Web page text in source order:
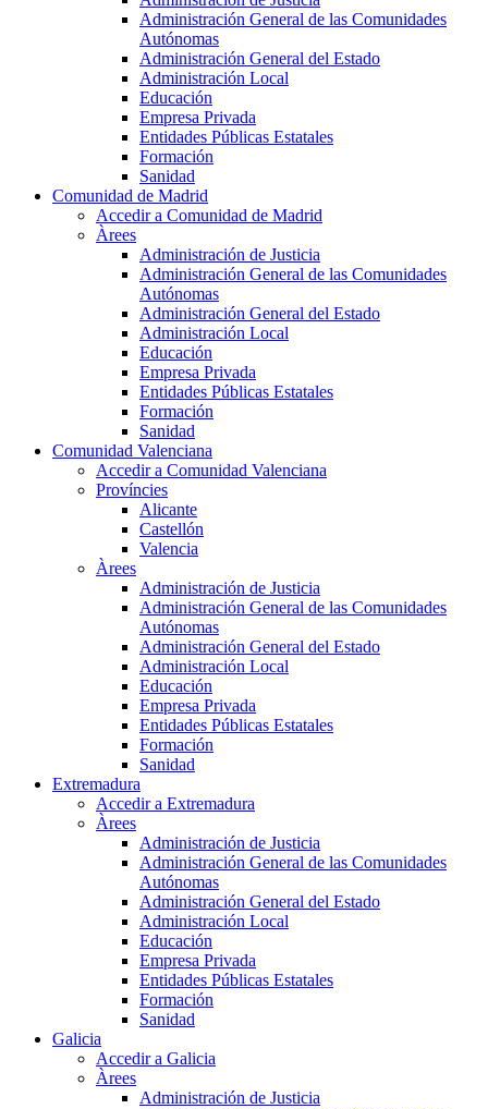
Administración General de las Comunidades
Autónomas
Administración General del Estado
Administración Local
Educación
Empresa Privada
Entidades Públicas Estatales
Formación
Sanidad
Comunidad de Madrid
Accedir a Comunidad de Madrid
Àrees
Administración de Justicia
Administración General de las Comunidades
Autónomas
Administración General del Estado
Administración Local
Educación
Empresa Privada
Entidades Públicas Estatales
Formación
Sanidad
Comunidad Valenciana
Accedir a Comunidad Valenciana
Províncies
Alicante
Castellón
Valencia
Àrees
Administración de Justicia
Administración General de las Comunidades
Autónomas
Administración General del Estado
Administración Local
Educación
Empresa Privada
Entidades Públicas Estatales
Formación
Sanidad
Extremadura
Accedir a Extremadura
Àrees
Administración de Justicia
Administración General de las Comunidades
Autónomas
Administración General del Estado
Administración Local
Educación
Empresa Privada
Entidades Públicas Estatales
Formación
Sanidad
Galicia
Accedir a Galicia
Àrees
Administración de Justicia